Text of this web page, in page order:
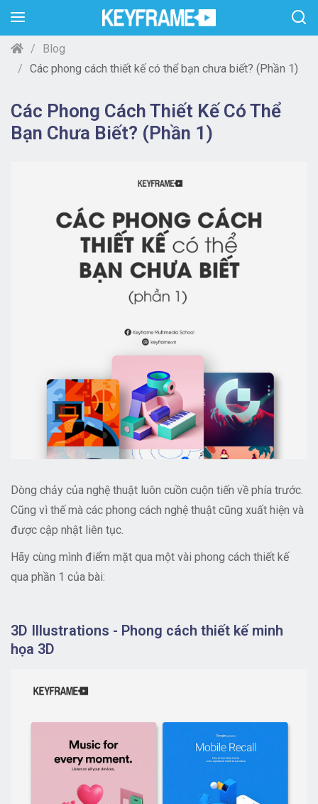
Blog
Các phong cách thiết kế có thể bạn chưa biết? (Phần 1)
Các Phong Cách Thiết Kế Có Thể
Bạn Chưa Biết? (Phần 1)
Dòng chảy của nghệ thuật luôn cuồn cuộn tiến về phía trước.
Cũng vì thế mà các phong cách nghệ thuật cũng xuất hiện và
được cập nhật liên tục.
Hãy cùng mình điểm mặt qua một vài phong cách thiết kế
qua phần 1 của bài:
3D Illustrations - Phong cách thiết kế minh
họa 3D